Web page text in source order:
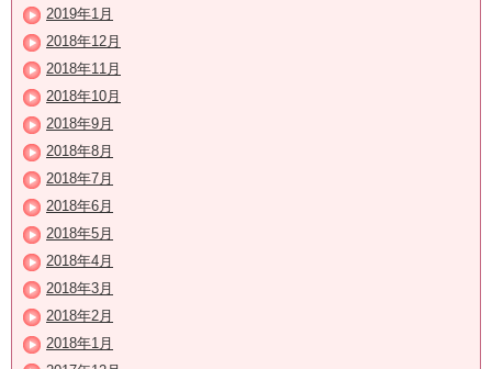
2019年1月
2018年12月
2018年11月
2018年10月
2018年9月
2018年8月
2018年7月
2018年6月
2018年5月
2018年4月
2018年3月
2018年2月
2018年1月